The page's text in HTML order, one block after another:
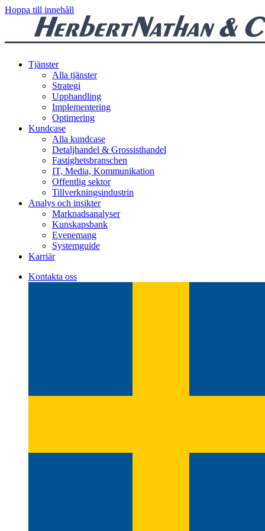
Hoppa till innehåll
Tjänster
Alla tjänster
Strategi
Upphandling
Implementering
Optimering
Kundcase
Alla kundcase
Detaljhandel & Grossisthandel
Fastighetsbranschen
IT, Media, Kommunikation
Offentlig sektor
Tillverkningsindustrin
Analys och insikter
Marknadsanalyser
Kunskapsbank
Evenemang
Systemguide
Karriär
Kontakta oss